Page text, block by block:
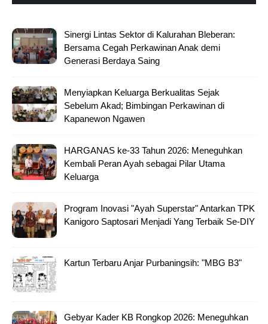
Sinergi Lintas Sektor di Kalurahan Bleberan:
Bersama Cegah Perkawinan Anak demi
Generasi Berdaya Saing
Menyiapkan Keluarga Berkualitas Sejak
Sebelum Akad; Bimbingan Perkawinan di
Kapanewon Ngawen
HARGANAS ke-33 Tahun 2026: Meneguhkan
Kembali Peran Ayah sebagai Pilar Utama
Keluarga
Program Inovasi "Ayah Superstar" Antarkan TPK
Kanigoro Saptosari Menjadi Yang Terbaik Se-DIY
Kartun Terbaru Anjar Purbaningsih: "MBG B3"
Gebyar Kader KB Rongkop 2026: Meneguhkan